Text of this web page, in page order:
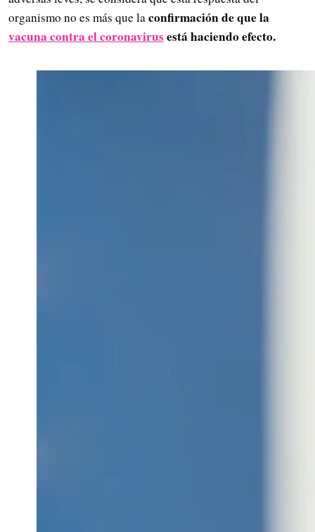
organismo no es más que laconfirmación de que la
vacuna contra el coronavirusestá haciendo efecto.